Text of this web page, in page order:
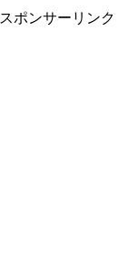
スポンサーリンク